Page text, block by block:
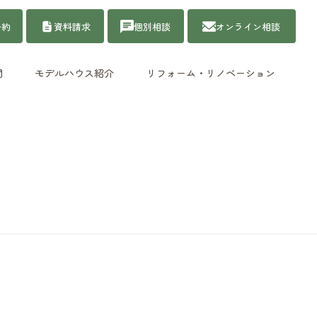
資料請求 個別相談 オンライン相談
モデルハウス紹介 リフォーム・リノベーション